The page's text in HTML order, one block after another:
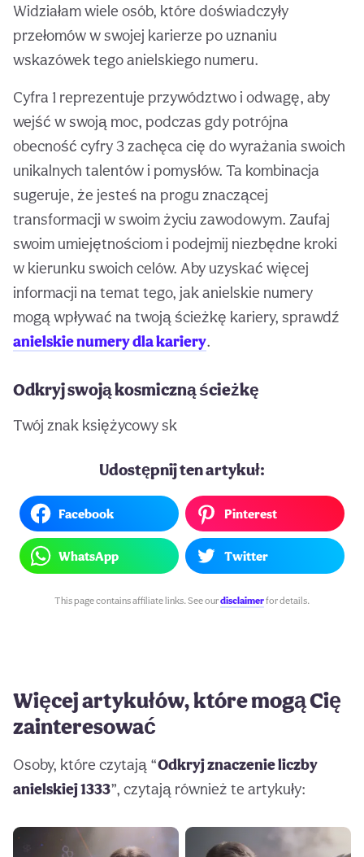
Widziałam wiele osób, które doświadczyły
przełomów w swojej karierze po uznaniu
wskazówek tego anielskiego numeru.
Cyfra 1 reprezentuje przywództwo i odwagę, aby
wejść w swoją moc, podczas gdy potrójna
obecność cyfry 3 zachęca cię do wyrażania swoich
unikalnych talentów i pomysłów. Ta kombinacja
sugeruje, że jesteś na progu znaczącej
transformacji w swoim życiu zawodowym. Zaufaj
swoim umiejętnościom i podejmij niezbędne kroki
w kierunku swoich celów. Aby uzyskać więcej
informacji na temat tego, jak anielskie numery
mogą wpływać na twoją ścieżkę kariery, sprawdź
anielskie numery dla kariery.
Odkryj swoją kosmiczną ścieżkę
Twój znak księżycowy sk
Udostępnij ten artykuł:
Facebook Pinterest
WhatsApp Twitter
This page contains affiliate links. See ourdisclaimerfor details.
Więcej artykułów, które mogą Cię
zainteresować
Osoby, które czytają “Odkryj znaczenie liczby
anielskiej 1333”, czytają również te artykuły: